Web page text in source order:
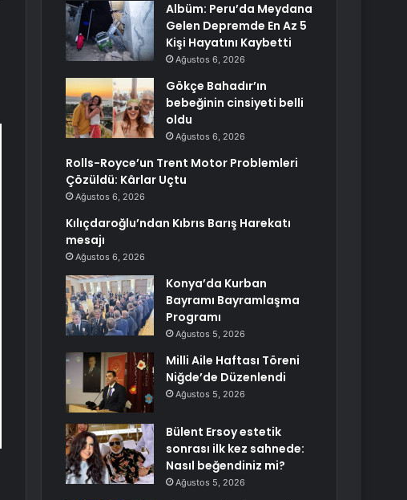
Albüm: Peru’da Meydana
Gelen Depremde En Az 5
Kişi Hayatını Kaybetti
Ağustos 6, 2026
Gökçe Bahadır’ın
bebeğinin cinsiyeti belli
oldu
Ağustos 6, 2026
Rolls-Royce’un Trent Motor Problemleri
Çözüldü: Kârlar Uçtu
Ağustos 6, 2026
Kılıçdaroğlu’ndan Kıbrıs Barış Harekatı
mesajı
Ağustos 6, 2026
Konya’da Kurban
Bayramı Bayramlaşma
Programı
Ağustos 5, 2026
Milli Aile Haftası Töreni
Niğde’de Düzenlendi
Ağustos 5, 2026
Bülent Ersoy estetik
sonrası ilk kez sahnede:
Nasıl beğendiniz mi?
Ağustos 5, 2026